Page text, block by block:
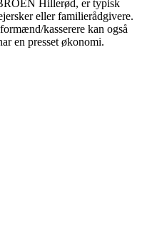
Hillerød, er typisk
eller familierådgivere.
kasserere kan også
en presset økonomi.